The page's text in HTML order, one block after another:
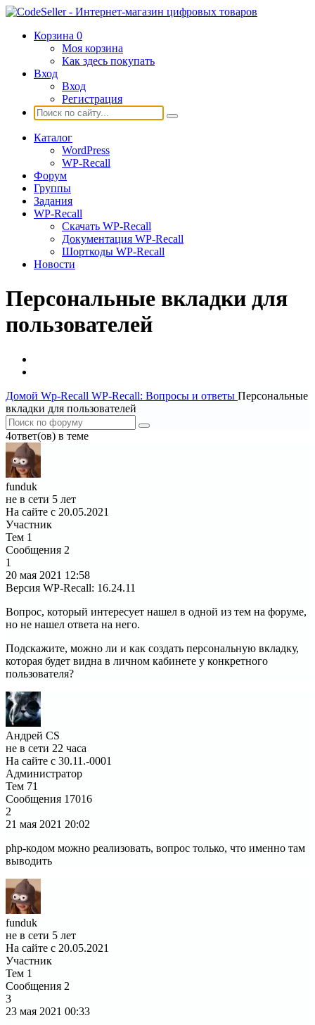
Корзина 0
Моя корзина
Как здесь покупать
Вход
Вход
Регистрация
Каталог
WordPress
WP-Recall
Форум
Группы
Задания
WP-Recall
Скачать WP-Recall
Документация WP-Recall
Шорткоды WP-Recall
Новости
Персональные вкладки для
пользователей
Домой Wp-Recall WP-Recall: Вопросы и ответы Персональные
вкладки для пользователей
4ответ(ов) в теме
funduk
не в сети 5 лет
На сайте с 20.05.2021
Участник
Тем 1
Сообщения 2
1
20 мая 2021 12:58
Версия WP-Recall: 16.24.11
Вопрос, который интересует нашел в одной из тем на форуме,
но не нашел ответа на него.
Подскажите, можно ли и как создать персональную вкладку,
которая будет видна в личном кабинете у конкретного
пользователя?
Андрей CS
не в сети 22 часа
На сайте с 30.11.-0001
Администратор
Тем 71
Сообщения 17016
2
21 мая 2021 20:02
php-кодом можно реализовать, вопрос только, что именно там
выводить
funduk
не в сети 5 лет
На сайте с 20.05.2021
Участник
Тем 1
Сообщения 2
3
23 мая 2021 00:33